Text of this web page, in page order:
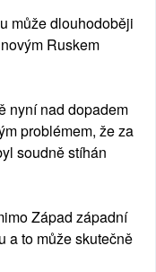
může dlouhodoběji
Ruskem
nyní nad dopadem
problémem, že za
soudně stíhán
Západ západní
a to může skutečně